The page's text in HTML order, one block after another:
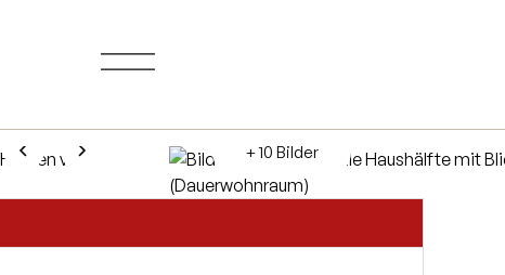
+ 10 Bilder